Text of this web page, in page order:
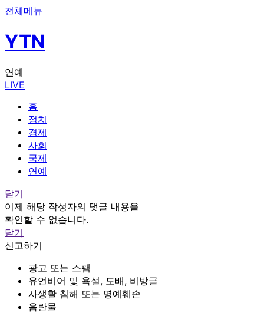
전체메뉴
YTN
연예
LIVE
홈
정치
경제
사회
국제
연예
닫기
이제 해당 작성자의 댓글 내용을
확인할 수 없습니다.
닫기
신고하기
광고 또는 스팸
유언비어 및 욕설, 도배, 비방글
사생활 침해 또는 명예훼손
음란물